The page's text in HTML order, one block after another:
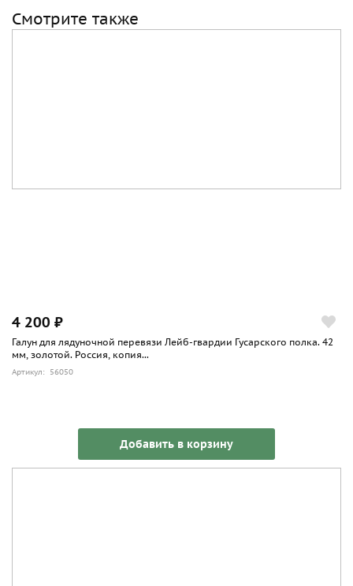
Смотрите также
4 200 ₽
Галун для лядуночной перевязи Лейб-гвардии Гусарского полка. 42
мм, золотой. Россия, копия...
Артикул: 56050
Добавить в корзину